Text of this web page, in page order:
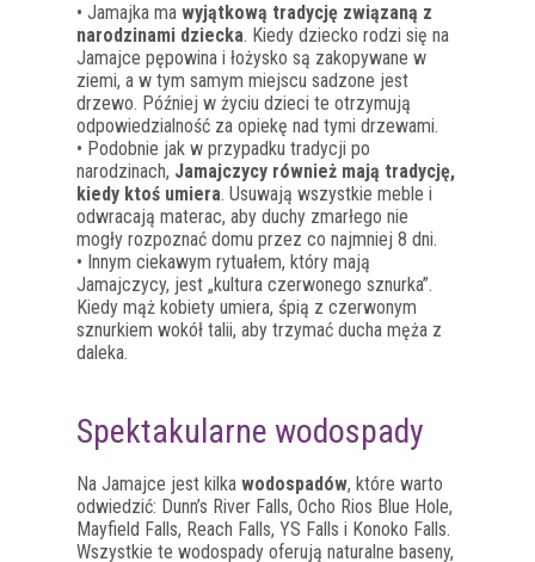
• Jamajka ma wyjątkową tradycję związaną z
narodzinami dziecka. Kiedy dziecko rodzi się na
Jamajce pępowina i łożysko są zakopywane w
ziemi, a w tym samym miejscu sadzone jest
drzewo. Później w życiu dzieci te otrzymują
odpowiedzialność za opiekę nad tymi drzewami.
• Podobnie jak w przypadku tradycji po
narodzinach, Jamajczycy również mają tradycję,
kiedy ktoś umiera. Usuwają wszystkie meble i
odwracają materac, aby duchy zmarłego nie
mogły rozpoznać domu przez co najmniej 8 dni.
• Innym ciekawym rytuałem, który mają
Jamajczycy, jest „kultura czerwonego sznurka”.
Kiedy mąż kobiety umiera, śpią z czerwonym
sznurkiem wokół talii, aby trzymać ducha męża z
daleka.
Spektakularne wodospady
Na Jamajce jest kilka wodospadów, które warto
odwiedzić: Dunn’s River Falls, Ocho Rios Blue Hole,
Mayfield Falls, Reach Falls, YS Falls i Konoko Falls.
Wszystkie te wodospady oferują naturalne baseny,